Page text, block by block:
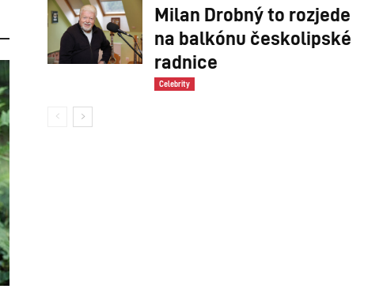
Milan Drobný to rozjede
na balkónu českolipské
radnice
Celebrity